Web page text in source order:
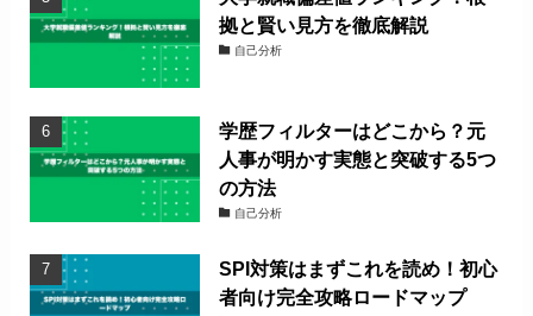
拠と賢い見方を徹底解説
自己分析
学歴フィルターはどこから？元
人事が明かす実態と突破する5つ
の方法
自己分析
SPI対策はまずこれを読め！初心
者向け完全攻略ロードマップ